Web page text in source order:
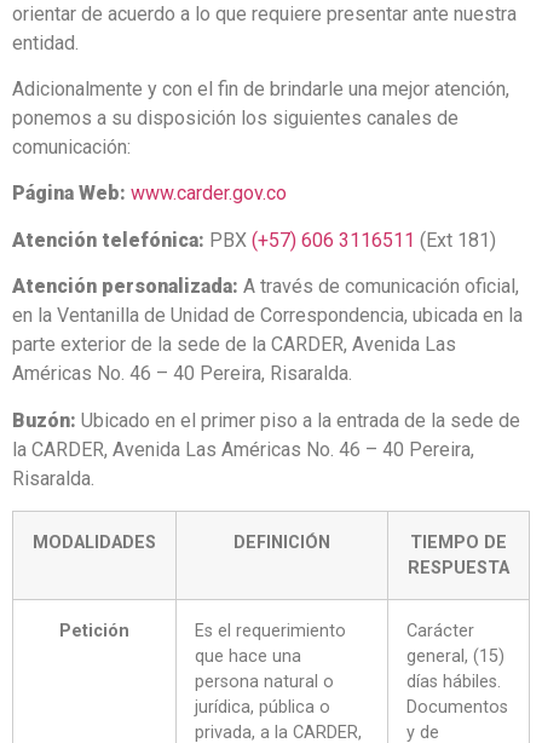
orientar de acuerdo a lo que requiere presentar ante nuestra
entidad.
Adicionalmente y con el fin de brindarle una mejor atención,
ponemos a su disposición los siguientes canales de
comunicación:
Página Web: www.carder.gov.co
Atención telefónica: PBX (+57) 606 3116511 (Ext 181)
Atención personalizada: A través de comunicación oficial,
en la Ventanilla de Unidad de Correspondencia, ubicada en la
parte exterior de la sede de la CARDER, Avenida Las
Américas No. 46 – 40 Pereira, Risaralda.
Buzón: Ubicado en el primer piso a la entrada de la sede de
la CARDER, Avenida Las Américas No. 46 – 40 Pereira,
Risaralda.
MODALIDADES DEFINICIÓN
TIEMPO DE
RESPUESTA
Petición
Es el requerimiento
que hace una
persona natural o
jurídica, pública o
privada, a la CARDER,
Carácter
general, (15)
días hábiles.
Documentos
y de